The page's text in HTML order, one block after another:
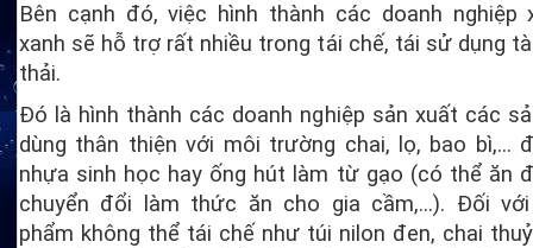
Bên cạnh đó, việc hình thành các doanh nghiệp
xanh sẽ hỗ trợ rất nhiều trong tái chế, tái sử dụng
thải.
Đó là hình thành các doanh nghiệp sản xuất các
dùng thân thiện với môi trường chai, lọ, bao bì,...
nhựa sinh học hay ống hút làm từ gạo (có thể ăn
chuyển đổi làm thức ăn cho gia cầm,...). Đối
phẩm không thể tái chế như túi nilon đen, chai